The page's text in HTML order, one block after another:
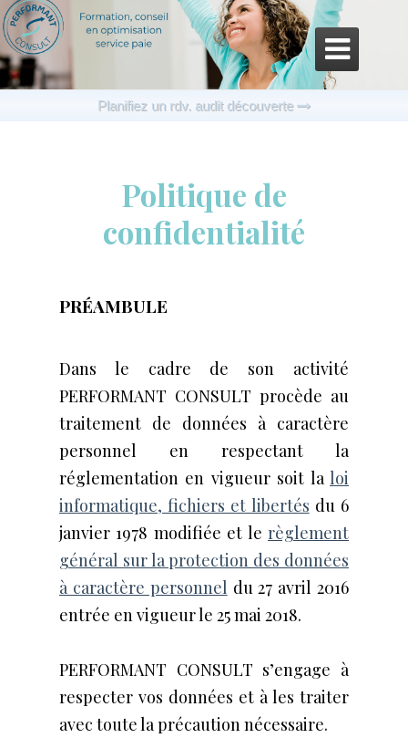

Planifiez un rdv. audit découverte 
Politique de
confidentialité
PRÉAMBULE
Dans le cadre de son activité
PERFORMANT CONSULT procède au
traitement de données à caractère
personnel en respectant la
réglementation en vigueur soit la loi
informatique, fichiers et libertés du 6
janvier 1978 modifiée et le règlement
général sur la protection des données
à caractère personnel du 27 avril 2016
entrée en vigueur le 25 mai 2018.
PERFORMANT CONSULT s’engage à
respecter vos données et à les traiter
avec toute la précaution nécessaire.